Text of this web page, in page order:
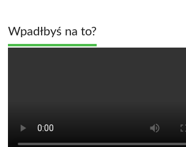
Wpadłbyś na to?